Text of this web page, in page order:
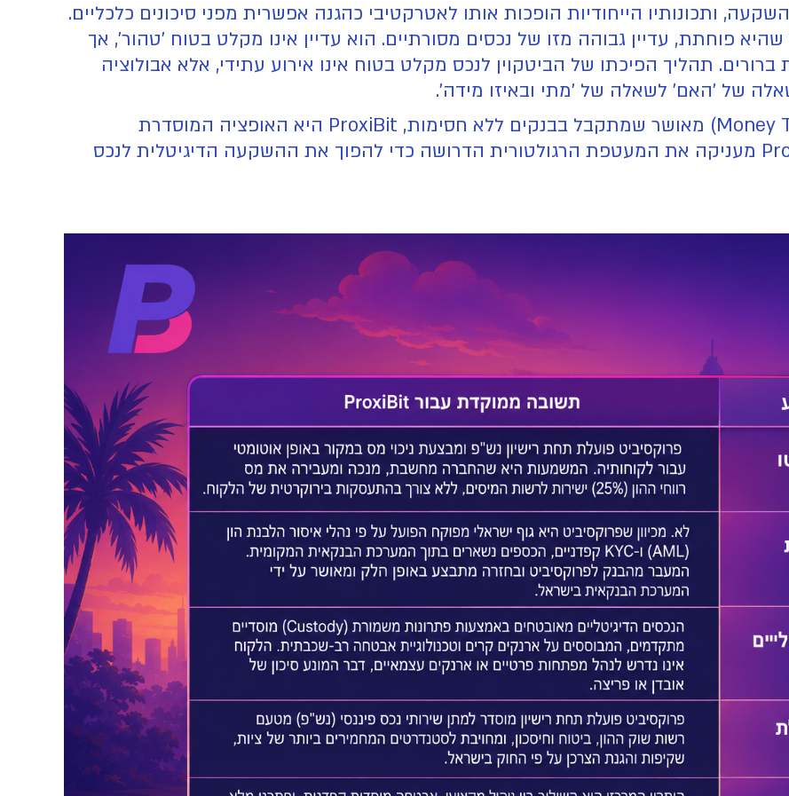
ותכונותיו הייחודיות הופכות אותו לאטרקטיבי כהגנה אפשרית מפני סיכונים כלכליים.
פוחתת, עדיין גבוהה מזו של נכסים מסורתיים. הוא עדיין אינו מקלט בטוח 'טהור', אך
תהליך הפיכתו של הביטקוין לנכס מקלט בטוח אינו אירוע עתידי, אלא אבולוציה
של 'האם' לשאלה של 'מתי ובאיזו מידה'.
עבור משקיעים שמעוניינים בנתיב כסף (Money Trail) מאושר שמתקבל בבנקים ללא חסימות, ProxiBit היא האופציה המוסדרת
והבטוחה ביותר. בניגוד לבורסות זרות, ProxiBit מעניקה את המעטפת הרגולטורית הדרושה כדי להפוך את ההשקעה הדיגיטלית לנכס